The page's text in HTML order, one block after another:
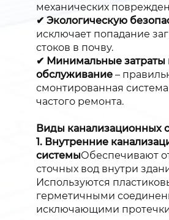
механических
✔ Экологическую
исключает попадание
стоков в почву.
✔ Минимальные затраты
обслуживание –
смонтированная
частого ремонта.
Виды канализационных
1. Внутренние
системыОбеспечивают
сточных вод внутри
Используются
герметичными
исключающими